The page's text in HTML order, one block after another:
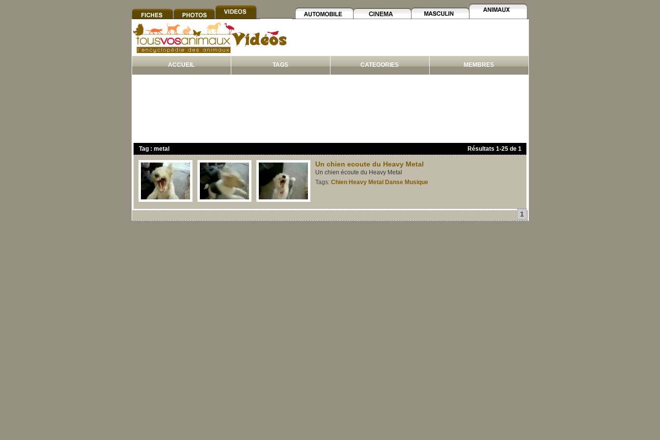
ACCUEIL TAGS CATEGORIES MEMBRES
Tag : metal Résultats 1-25 de 1
Un chien ecoute du Heavy Metal
Un chien écoute du Heavy Metal
Tags: Chien Heavy Metal Danse Musique
1